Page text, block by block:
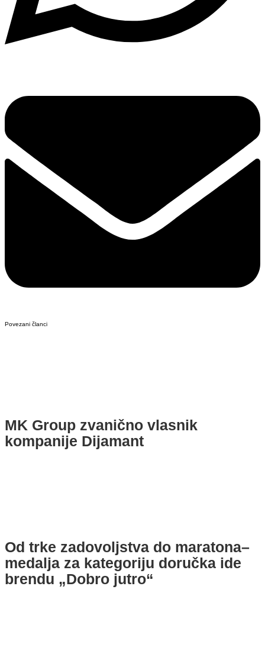
Povezani članci
MK Group zvanično vlasnik
kompanije Dijamant
Od trke zadovoljstva do maratona–
medalja za kategoriju doručka ide
brendu „Dobro jutro“